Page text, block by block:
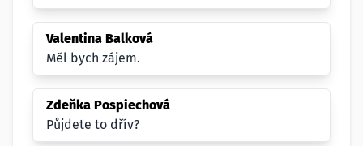
Valentina Balková
Měl bych zájem.
Zdeňka Pospiechová
Půjdete to dřív?